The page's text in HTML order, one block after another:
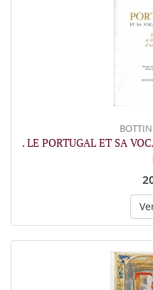
. LE PORTUGAL ET SA